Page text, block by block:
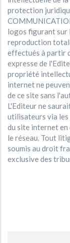
protection
logos figurant sur
reproduction
effectués à partir
expresse de
propriété
internet ne
de ce site sans
L'Editeur ne
utilisateurs via les
du site internet
le réseau. Tout
soumis au droit
exclusive des